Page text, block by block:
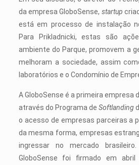
da empresa GloboSense, startup
está em processo de instalação
Para Prikladnicki, estas são
ambiente do Parque, promovem a
melhoram a sociedade, assim
laboratórios e o Condomínio de
A GloboSense é a primeira empresa
através do Programa de Softlanding
o acesso de empresas parceiras a
da mesma forma, empresas
ingressar no mercado
GloboSense foi firmado em